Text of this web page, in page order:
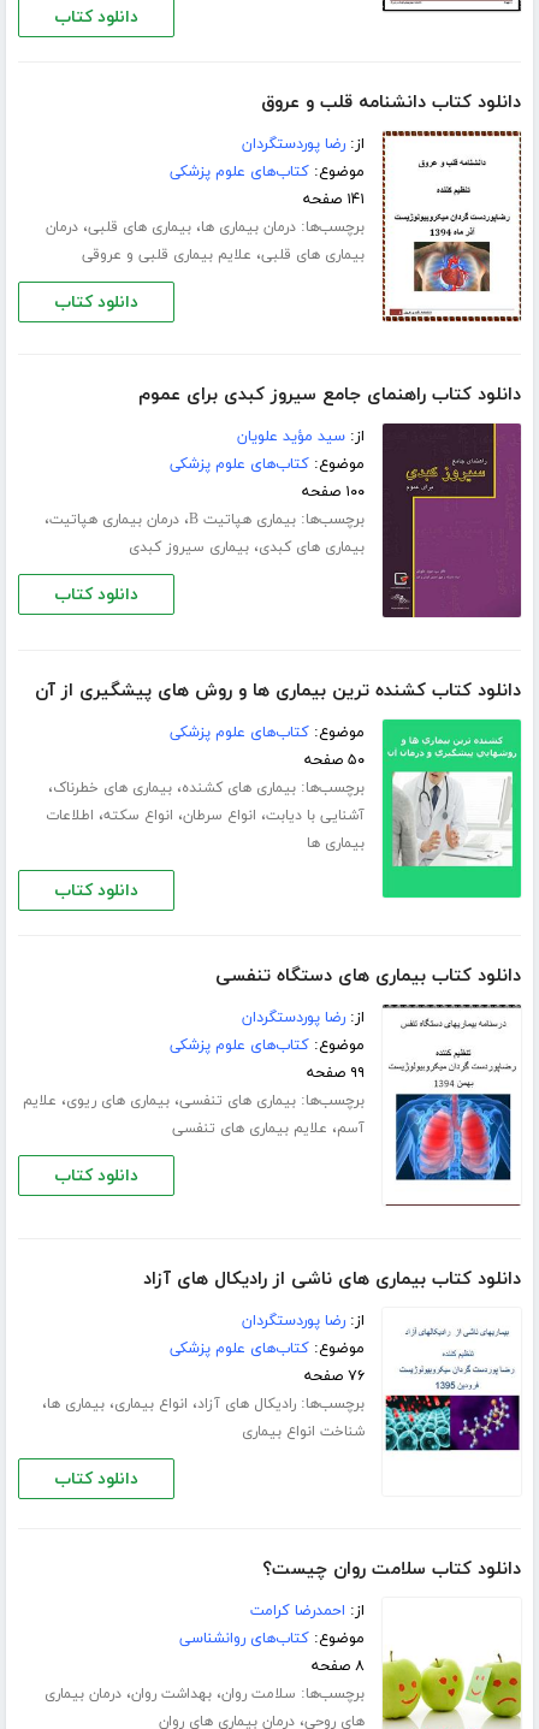
دانلود کتاب
دانلود کتاب دانشنامه قلب و عروق
از:رضا پوردستگردان
موضوع:کتاب‌های علوم پزشکی
۱۴۱ صفحه
برچسب‌ها:درمان بیماری ها،بیماری های قلبی،درمان
بیماری های قلبی، علایم بیماری قلبی و عروقی
دانلود کتاب
دانلود کتاب راهنمای جامع سیروز کبدی برای عموم
از:سید مؤید علویان
موضوع:کتاب‌های علوم پزشکی
۱۰۰ صفحه
برچسب‌ها:بیماری هپاتیت B ،درمان بیماری هپاتیت،
بیماری های کبدی،بیماری سیروز کبدی
دانلود کتاب
دانلود کتاب کشنده ترین بیماری ها و روش های پیشگیری از آن
موضوع:کتاب‌های علوم پزشکی
۵۰ صفحه
برچسب‌ها:بیماری های کشنده،بیماری های خطرناک،
آشنایی با دیابت، انواع سرطان، انواع سکته، اطلاعات
بیماری ها
دانلود کتاب
دانلود کتاب بیماری های دستگاه تنفسی
از:رضا پوردستگردان
موضوع:کتاب‌های علوم پزشکی
۹۹ صفحه
برچسب‌ها:بیماری های تنفسی،بیماری های ریوی، علایم
آسم، علایم بیماری های تنفسی
دانلود کتاب
دانلود کتاب بیماری های ناشی از رادیکال های آزاد
از:رضا پوردستگردان
موضوع:کتاب‌های علوم پزشکی
۷۶ صفحه
برچسب‌ها:رادیکال های آزاد، انواع بیماری،بیماری ها،
شناخت انواع بیماری
دانلود کتاب
دانلود کتاب سلامت روان چیست؟
از: احمدرضا کرامت
موضوع:کتاب‌های روانشناسی
۸ صفحه
برچسب‌ها: سلامت روان،بهداشت روان،درمان بیماری
های روحی،درمان بیماری های روان